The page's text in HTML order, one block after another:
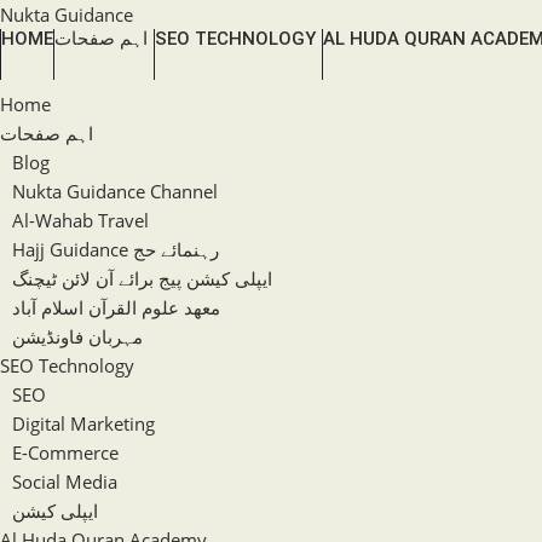
Skip
to
Nukta Guidance
HOMEاہم صفحات SEO TECHNOLOGY AL HUDA QURAN
Home
اہم صفحات
Blog
Nukta Guidance Channel
Al-Wahab Travel
Hajj Guidance رہنمائے حج
ایپلی کیشن پیج برائے آن لائن ٹیچنگ
معھد علوم القرآن اسلام آباد
مہربان فاونڈیشن
SEO Technology
SEO
Digital Marketing
E-Commerce
Social Media
ایپلی کیشن